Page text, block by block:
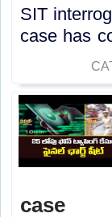
SIT
case has
case